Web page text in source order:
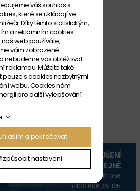
ARENA
SHORT
8-9
PŘIDAT DO KOŠÍKU
VYZKOUŠENÍ
NA PRODEJNĚ
+420 606 912 056
+420 606 761 105
váš souhlas s
, které se ukládají ve
Díky těmto statistickým,
a reklamním cookies
náš web používáte,
vám zobrazené
nebudeme vás obtěžovat
reklamou. Můžete také
s cookies nezbytnými
webu. Cookies nám
pro další vylepšování.
a pokračovat
nastavení